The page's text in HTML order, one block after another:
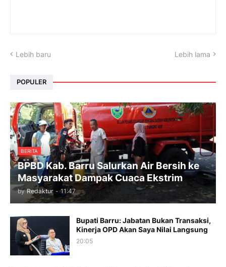
Lebih baru Lebih lama
POPULER
BERITA
BPBD Kab. Barru Salurkan Air Bersih ke
Masyarakat Dampak Cuaca Ekstrim
by Redaktur - 11:47
Bupati Barru: Jabatan Bukan Transaksi,
Kinerja OPD Akan Saya Nilai Langsung
20:05